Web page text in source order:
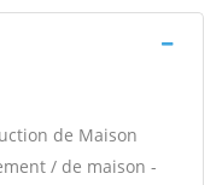
de Maison
/ de maison -